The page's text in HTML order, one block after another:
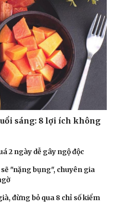
hiệu đánh giá mức độ hiển thị,